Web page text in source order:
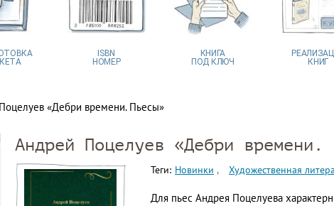
ISBN
НОМЕР
КНИГА
ПОД КЛЮЧ
КНИГ
«Дебри времени. Пьесы»
Андрей Поцелуев «Дебри времени.
Теги: Новинки Художественная
Для пьес Андрея Поцелуева